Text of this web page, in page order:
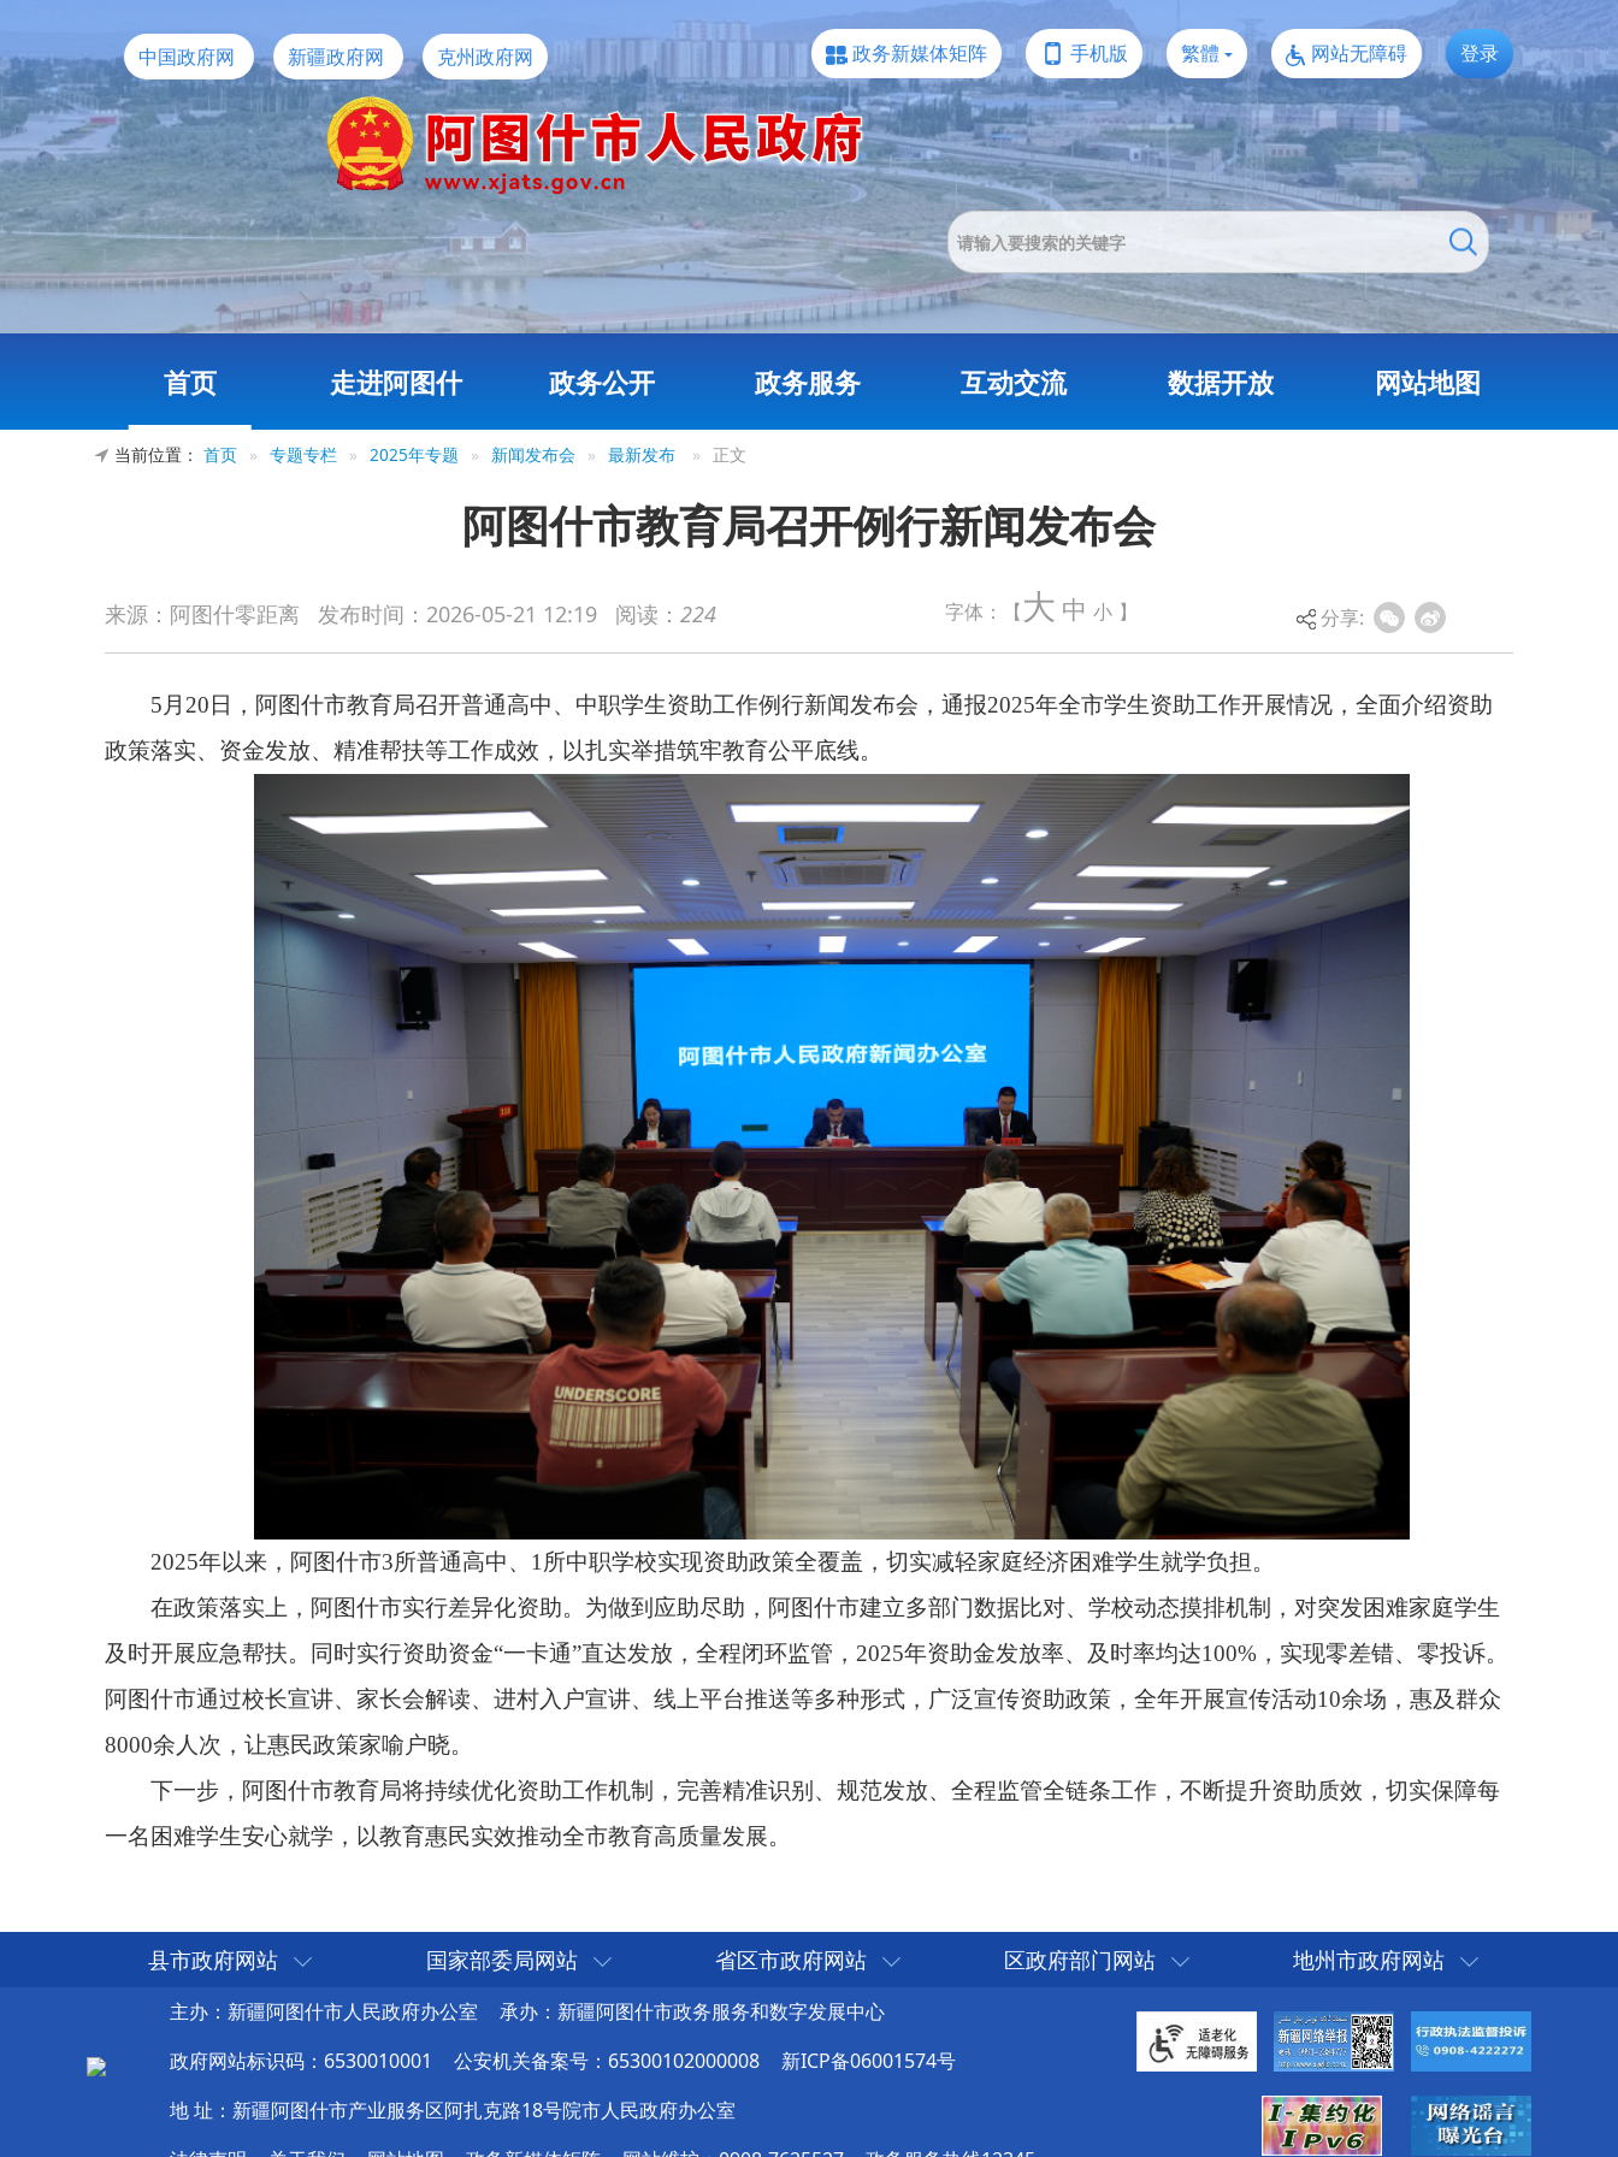
中国政府网 新疆政府网 克州政府网 政务新媒体矩阵 手机版 繁體 网站无障碍 登录
首页 走进阿图什 政务公开 政务服务 互动交流 数据开放 网站地图
当前位置： 首页 » 专题专栏 » 2025年专题 » 新闻发布会 » 最新发布 » 正文
阿图什市教育局召开例行新闻发布会
来源：阿图什零距离 发布时间： 2026-05-21 12:19 阅读： 224 字体：【大 中 小 】 分享:
5月20日，阿图什市教育局召开普通高中、中职学生资助工作例行新闻发布会，通报2025年全市学生资助工作开展情况，全面介绍资助
政策落实、资金发放、精准帮扶等工作成效，以扎实举措筑牢教育公平底线。
2025年以来，阿图什市3所普通高中、1所中职学校实现资助政策全覆盖，切实减轻家庭经济困难学生就学负担。
在政策落实上，阿图什市实行差异化资助。为做到应助尽助，阿图什市建立多部门数据比对、学校动态摸排机制，对突发困难家庭学生
及时开展应急帮扶。同时实行资助资金“一卡通”直达发放，全程闭环监管，2025年资助金发放率、及时率均达100%，实现零差错、零投诉。
阿图什市通过校长宣讲、家长会解读、进村入户宣讲、线上平台推送等多种形式，广泛宣传资助政策，全年开展宣传活动10余场，惠及群众
下一步，阿图什市教育局将持续优化资助工作机制，完善精准识别、规范发放、全程监管全链条工作，不断提升资助质效，切实保障每
一名困难学生安心就学，以教育惠民实效推动全市教育高质量发展。
县市政府网站 国家部委局网站 省区市政府网站 区政府部门网站 地州市政府网站
主办：新疆阿图什市人民政府办公室
承办：新疆阿图什市政务服务和数字发展中心
政府网站标识码：6530010001
公安机关备案号：65300102000008
新ICP备06001574号
地 址：新疆阿图什市产业服务区阿扎克路18号院市人民政府办公室